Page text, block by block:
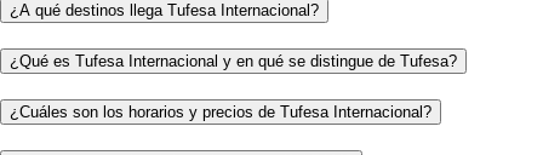
¿A qué destinos llega Tufesa Internacional?
¿Qué es Tufesa Internacional y en qué se distingue de Tufesa?
¿Cuáles son los horarios y precios de Tufesa Internacional?